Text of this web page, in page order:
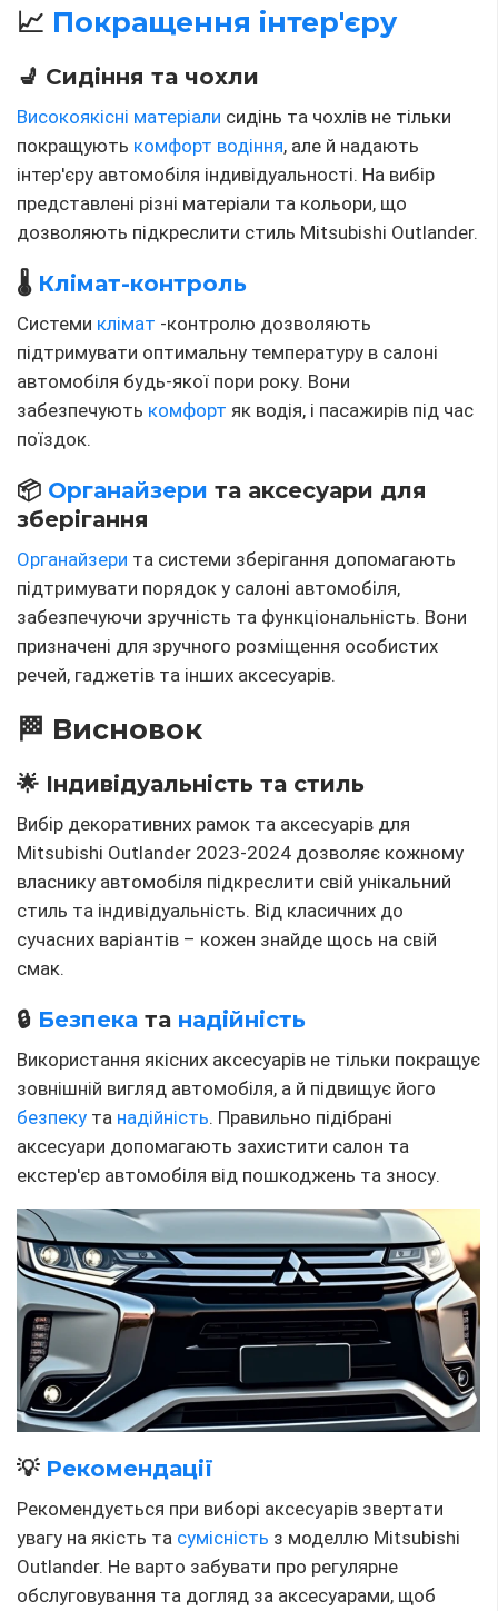
📈 Покращення інтер'єру
💺 Сидіння та чохли
Високоякісні матеріали сидінь та чохлів не тільки
покращують комфорт водіння, але й надають
інтер'єру автомобіля індивідуальності. На вибір
представлені різні матеріали та кольори, що
дозволяють підкреслити стиль Mitsubishi Outlander.
🌡 Клімат-контроль
Системи клімат -контролю дозволяють
підтримувати оптимальну температуру в салоні
автомобіля будь-якої пори року. Вони
забезпечують комфорт як водія, і пасажирів під час
поїздок.
📦 Органайзери та аксесуари для
зберігання
Органайзери та системи зберігання допомагають
підтримувати порядок у салоні автомобіля,
забезпечуючи зручність та функціональність. Вони
призначені для зручного розміщення особистих
речей, гаджетів та інших аксесуарів.
🏁 Висновок
🌟 Індивідуальність та стиль
Вибір декоративних рамок та аксесуарів для
Mitsubishi Outlander 2023-2024 дозволяє кожному
власнику автомобіля підкреслити свій унікальний
стиль та індивідуальність. Від класичних до
сучасних варіантів – кожен знайде щось на свій
смак.
🔒 Безпека та надійність
Використання якісних аксесуарів не тільки покращує
зовнішній вигляд автомобіля, а й підвищує його
безпеку та надійність. Правильно підібрані
аксесуари допомагають захистити салон та
екстер'єр автомобіля від пошкоджень та зносу.
💡 Рекомендації
Рекомендується при виборі аксесуарів звертати
увагу на якість та сумісність з моделлю Mitsubishi
Outlander. Не варто забувати про регулярне
обслуговування та догляд за аксесуарами, щоб